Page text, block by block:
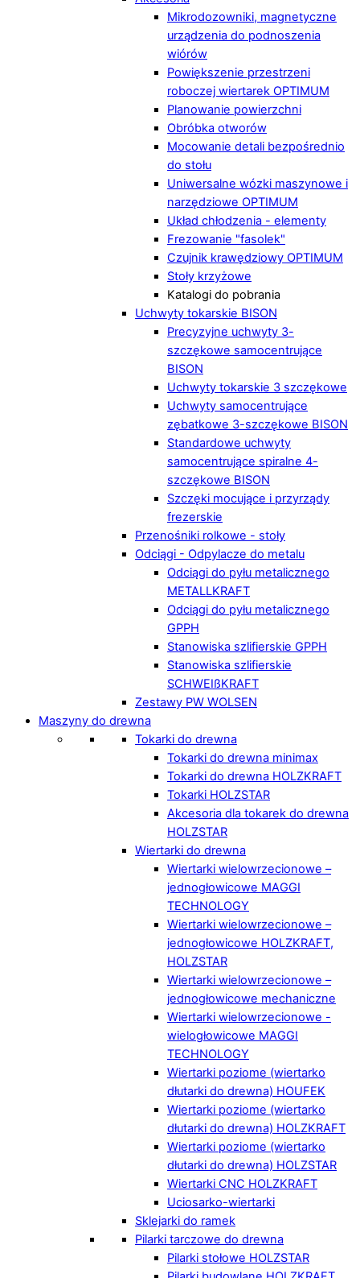
Mikrodozowniki, magnetyczne
urządzenia do podnoszenia
wiórów
Powiększenie przestrzeni
roboczej wiertarek OPTIMUM
Planowanie powierzchni
Obróbka otworów
Mocowanie detali bezpośrednio
do stołu
Uniwersalne wózki maszynowe i
narzędziowe OPTIMUM
Układ chłodzenia - elementy
Frezowanie "fasolek"
Czujnik krawędziowy OPTIMUM
Stoły krzyżowe
Katalogi do pobrania
Uchwyty tokarskie BISON
Precyzyjne uchwyty 3-
szczękowe samocentrujące
BISON
Uchwyty tokarskie 3 szczękowe
Uchwyty samocentrujące
zębatkowe 3-szczękowe BISON
Standardowe uchwyty
samocentrujące spiralne 4-
szczękowe BISON
Szczęki mocujące i przyrządy
frezerskie
Przenośniki rolkowe - stoły
Odciągi - Odpylacze do metalu
Odciągi do pyłu metalicznego
METALLKRAFT
Odciągi do pyłu metalicznego
GPPH
Stanowiska szlifierskie GPPH
Stanowiska szlifierskie
SCHWEIßKRAFT
Zestawy PW WOLSEN
Maszyny do drewna
Tokarki do drewna
Tokarki do drewna minimax
Tokarki do drewna HOLZKRAFT
Tokarki HOLZSTAR
Akcesoria dla tokarek do drewna
HOLZSTAR
Wiertarki do drewna
Wiertarki wielowrzecionowe –
jednogłowicowe MAGGI
TECHNOLOGY
Wiertarki wielowrzecionowe –
jednogłowicowe HOLZKRAFT,
HOLZSTAR
Wiertarki wielowrzecionowe –
jednogłowicowe mechaniczne
Wiertarki wielowrzecionowe -
wielogłowicowe MAGGI
TECHNOLOGY
Wiertarki poziome (wiertarko
dłutarki do drewna) HOUFEK
Wiertarki poziome (wiertarko
dłutarki do drewna) HOLZKRAFT
Wiertarki poziome (wiertarko
dłutarki do drewna) HOLZSTAR
Wiertarki CNC HOLZKRAFT
Uciosarko-wiertarki
Sklejarki do ramek
Pilarki tarczowe do drewna
Pilarki stołowe HOLZSTAR